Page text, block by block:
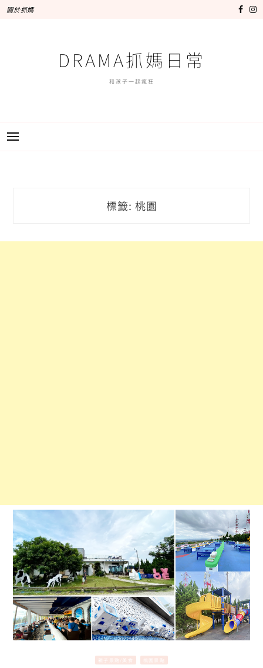
關於抓媽
DRAMA抓媽日常
和孩子一起瘋狂
標籤: 桃園
親子景點/美食 桃園景點